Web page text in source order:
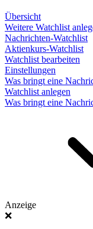
Übersicht
Weitere Watchlist
Nachrichten-Watchlist
Aktienkurs-Watchlist
Watchlist bearbeiten
Einstellungen
Was bringt eine
Watchlist anlegen
Was bringt eine
Anzeige
❌